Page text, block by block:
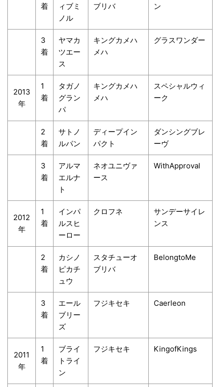
着
ィブミ
ノル
ブリバ ン
3
着
ヤマカ
ツエー
ス
キングカメハ
メハ
グラスワンダー
2013
年
1
着
タガノ
グラン
パ
キングカメハ
メハ
スペシャルウィ
ーク
2
着
サトノ
ルパン
ディープイン
パクト
ダンシングブレ
ーヴ
3
着
アルマ
エルナ
ト
ネオユニヴァ
ース
WithApproval
2012
年
1
着
インパ
ルスヒ
ーロー
クロフネ
サンデーサイレ
ンス
2
着
カシノ
ピカチ
ュウ
スタチューオ
ブリバ
BelongtoMe
3
着
エール
ブリー
ズ
フジキセキ Caerleon
2011
年
1
着
ブライ
トライ
ン
フジキセキ KingofKings